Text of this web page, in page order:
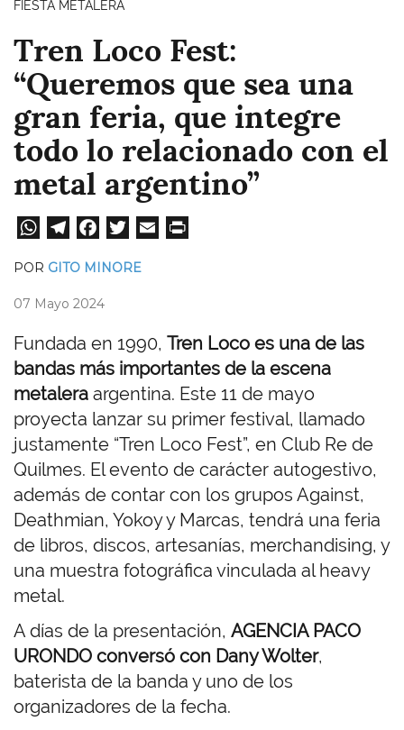
FIESTA METALERA
Tren Loco Fest:
“Queremos que sea una
gran feria, que integre
todo lo relacionado con el
metal argentino”
W
A
pp
Te
a
m
Fa
ok
POR GITO MINORE
07 Mayo 2024
Fundada en 1990, Tren Loco es una de las
bandas más importantes de la escena
metalera argentina. Este 11 de mayo
proyecta lanzar su primer festival, llamado
justamente “Tren Loco Fest”, en Club Re de
Quilmes. El evento de carácter autogestivo,
además de contar con los grupos Against,
Deathmian, Yokoy y Marcas, tendrá una feria
de libros, discos, artesanías, merchandising, y
una muestra fotográfica vinculada al heavy
metal.
A días de la presentación, AGENCIA PACO
URONDO conversó con Dany Wolter,
baterista de la banda y uno de los
organizadores de la fecha.